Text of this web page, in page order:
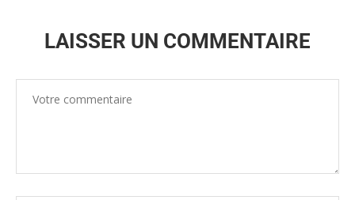
LAISSER UN COMMENTAIRE